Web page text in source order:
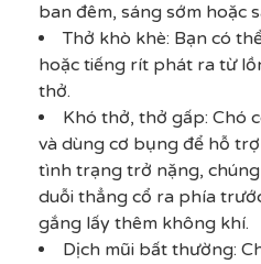
ban đêm, sáng sớm hoặc
Thở khò khè: Bạn có
hoặc tiếng rít phát ra từ
thở.
Khó thở, thở gấp: Chó
và dùng cơ bụng để hỗ
tình trạng trở nặng,
duỗi thẳng cổ ra phía
gắng lấy thêm không khí.
Dịch mũi bất thường: